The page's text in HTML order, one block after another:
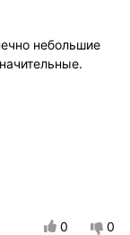
небольшие
0 0